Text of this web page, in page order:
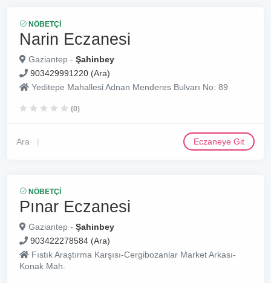
NÖBETÇI
Narin Eczanesi
Gaziantep - Şahinbey
903429991220 (Ara)
Yeditepe Mahallesi Adnan Menderes Bulvarı No: 89
(0)
Ara Eczaneye Git
NÖBETÇI
Pınar Eczanesi
Gaziantep - Şahinbey
903422278584 (Ara)
Fıstık Araştırma Karşısı-Cergibozanlar Market Arkası-
Konak Mah.